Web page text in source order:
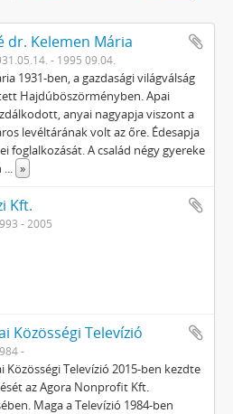
dr. Kelemen Mária
- 1995 09.04.
1931-ben, a gazdasági világválság
Hajdúböszörményben. Apai
anyai nagyapja viszont a
levéltárának volt az őre. Édesapja
foglalkozását. A család négy gyereke
... »
Kft.
- 2005
Közösségi Televízió
-
Közösségi Televízió 2015-ben kezdte
az Agora Nonprofit Kft.
Maga a Televízió 1984-ben